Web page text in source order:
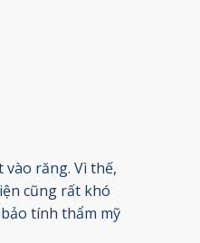
răng. Vì thế,
cũng rất khó
tính thẩm mỹ